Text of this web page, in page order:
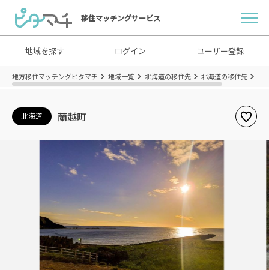
移住マッチングサービス
地域を探す ログイン ユーザー登録
地方移住マッチングピタマチ 地域一覧 北海道の移住先 北海道の移住先
北海道 蘭越町